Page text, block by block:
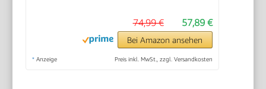
57,89 €
74,99 €
Bei Amazon ansehen
* Anzeige Preis inkl. MwSt., zzgl. Versandkosten